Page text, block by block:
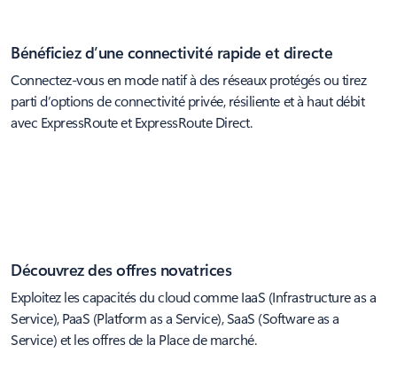
Bénéficiez d’une connectivité rapide et directe
Connectez-vous en mode natif à des réseaux protégés ou tirez
parti d’options de connectivité privée, résiliente et à haut débit
avec ExpressRoute et ExpressRoute Direct.
Découvrez des offres novatrices
Exploitez les capacités du cloud comme IaaS (Infrastructure as a
Service), PaaS (Platform as a Service), SaaS (Software as a
Service) et les offres de la Place de marché.